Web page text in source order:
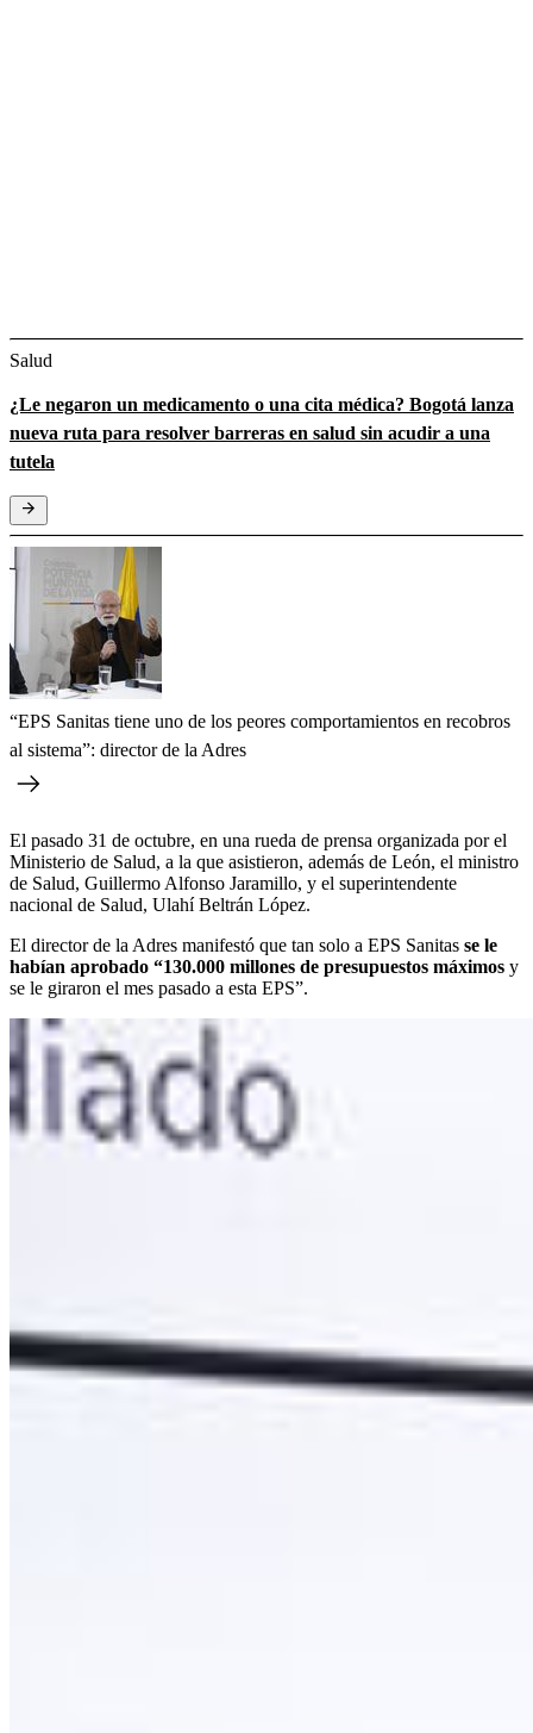
Salud
¿Le negaron un medicamento o una cita médica? Bogotá lanza
nueva ruta para resolver barreras en salud sin acudir a una
tutela
“EPS Sanitas tiene uno de los peores comportamientos en recobros
al sistema”: director de la Adres
El pasado 31 de octubre, en una rueda de prensa organizada por el
Ministerio de Salud, a la que asistieron, además de León, el ministro
de Salud, Guillermo Alfonso Jaramillo, y el superintendente
nacional de Salud, Ulahí Beltrán López.
El director de la Adres manifestó que tan solo a EPS Sanitas se le
habían aprobado “130.000 millones de presupuestos máximos y
se le giraron el mes pasado a esta EPS”.